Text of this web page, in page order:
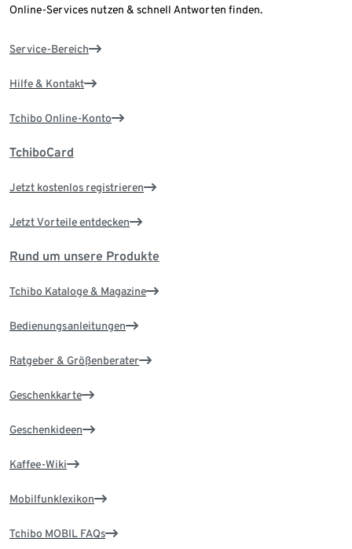
Online-Services nutzen & schnell Antworten finden.
Service-Bereich
Hilfe & Kontakt
Tchibo Online-Konto
TchiboCard
Jetzt kostenlos registrieren
Jetzt Vorteile entdecken
Rund um unsere Produkte
Tchibo Kataloge & Magazine
Bedienungsanleitungen
Ratgeber & Größenberater
Geschenkkarte
Geschenkideen
Kaffee-Wiki
Mobilfunklexikon
Tchibo MOBIL FAQs